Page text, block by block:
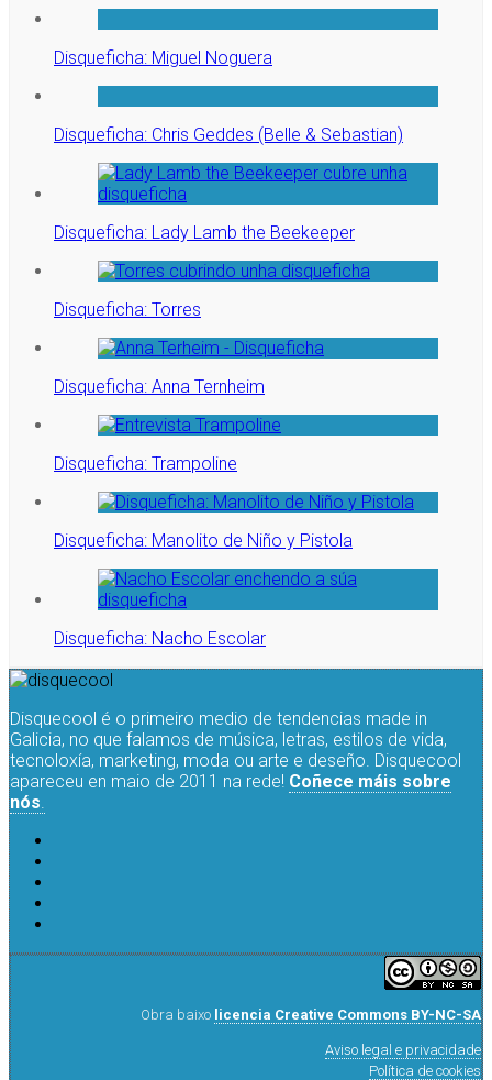
Disqueficha: Miguel Noguera
Disqueficha: Chris Geddes (Belle & Sebastian)
Disqueficha: Lady Lamb the Beekeeper
Disqueficha: Torres
Disqueficha: Anna Ternheim
Disqueficha: Trampoline
Disqueficha: Manolito de Niño y Pistola
Disqueficha: Nacho Escolar
Disquecool é o primeiro medio de tendencias made in
Galicia, no que falamos de música, letras, estilos de vida,
tecnoloxía, marketing, moda ou arte e deseño. Disquecool
apareceu en maio de 2011 na rede! Coñece máis sobre
nós.
Obra baixo licencia Creative Commons BY-NC-SA
Aviso legal e privacidade
Política de cookies